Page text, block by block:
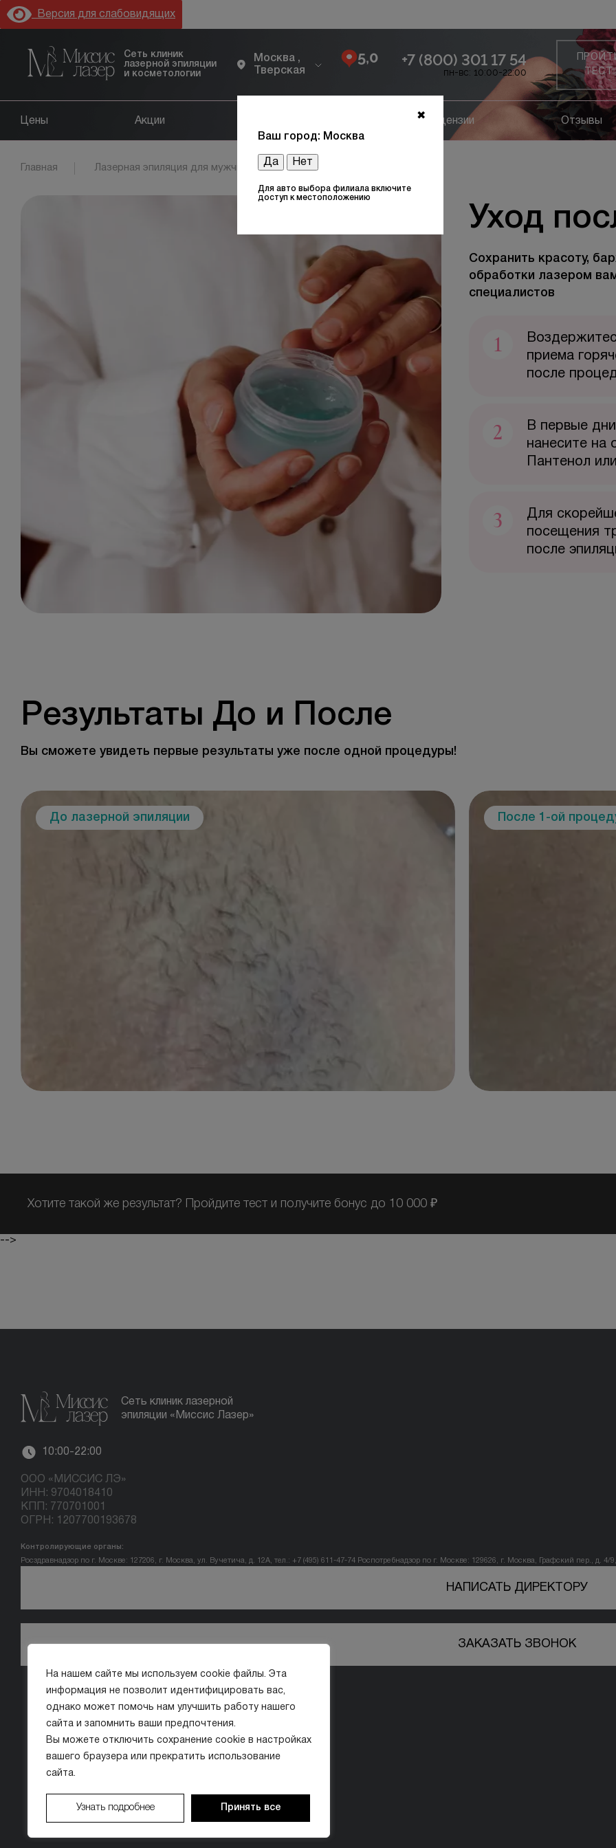
На нашем сайте мы используем cookie файлы. Эта
информация не позволит идентифицировать вас,
однако может помочь нам улучшить работу нашего
сайта и запомнить ваши предпочтения.
Вы можете отключить сохранение cookie в настройках
вашего браузера или прекратить использование
сайта.
Узнать подробнее Принять все
Версия для слабовидящих
Сеть клиник
лазерной эпиляции
и косметологии
Москва ,
Тверская
✖
Ваш город: Москва
Да Нет
Для авто выбора филиала включите
доступ к местоположению
5,0 +7 (800) 301 17 54
пн-вс: 10:00-22:00
ТЕСТ
Цены Акции Отзывы
Лицензии
Главная Лазерная эпиляция для мужчин Бёдра
Уход
Сохранить красоту,
обработки лазером
специалистов
1
приема
после
2
В первые
нанесите на
Пантенол
3
Для
посещения
после
Результаты До и После
Вы сможете увидеть первые результаты уже после одной процедуры!
До лазерной эпиляции После 1-ой
Хотите такой же результат? Пройдите тест и получите бонус до 10 000 ₽
-->
Сеть клиник лазерной
эпиляции «Миссис Лазер»
10:00-22:00
ООО «МИССИС ЛЭ»
ИНН: 9704018410
КПП: 770701001
ОГРН: 1207700193678
Контролирующие органы:
Росздравнадзор по г. Москве: 127206, г. Москва, ул. Вучетича, д. 12А, тел.: +7 (495) 611-47-74 Роспотребнадзор по г. Москве: 129626, г. Москва, Графский пер., д. 4/
НАПИСАТЬ ДИРЕКТОРУ
ЗАКАЗАТЬ ЗВОНОК